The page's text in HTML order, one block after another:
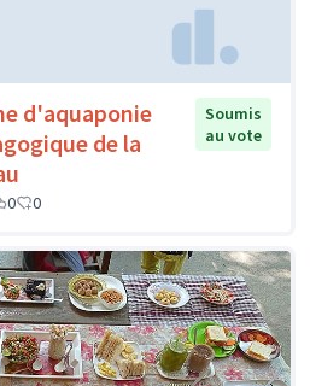
d'aquaponie
de la
Soumis
au vote
0 0